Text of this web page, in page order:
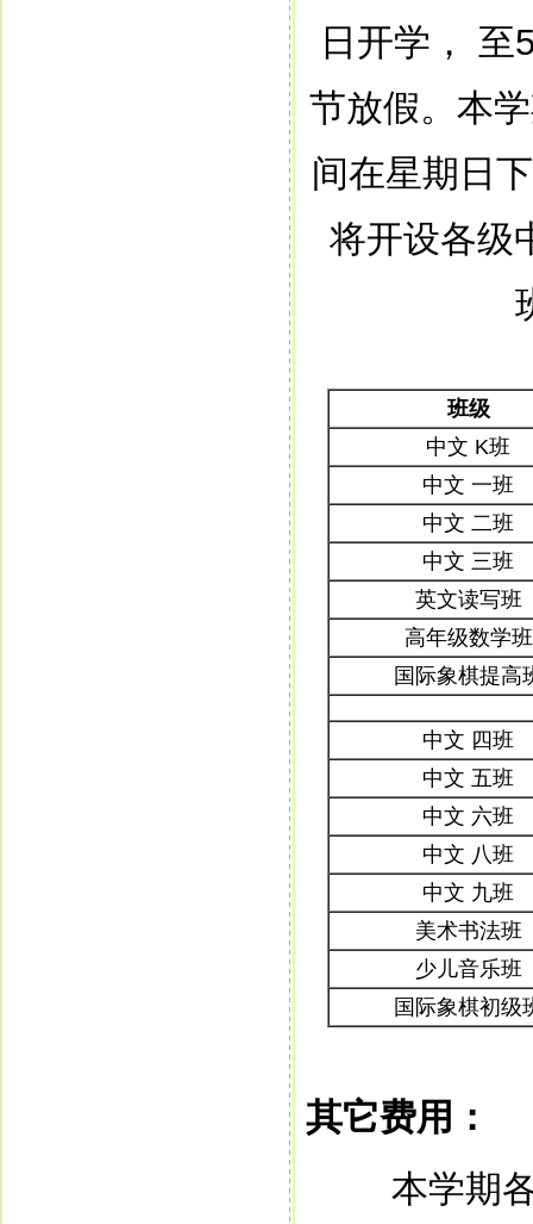
日开学，
至
节放假。本
间在星期日
将开设各级
班级
中文 K班
中文 一班
中文 二班
中文 三班
英文读写班
高年级数学班
国际象棋提高
中文 四班
中文 五班
中文 六班
中文 八班
中文 九班
美术书法班
少儿音乐班
国际象棋初级
其它费用：
本学期